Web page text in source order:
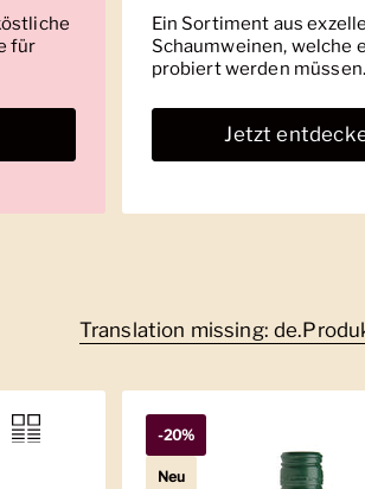
für
Ein Sortiment aus
Schaumweinen, welche
probiert werden müssen.
Jetzt
Translation missing:
-20%
Neu